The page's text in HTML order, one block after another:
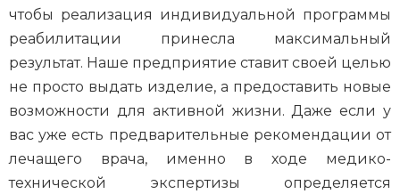
чтобы реализация индивидуальной программы
реабилитации принесла максимальный
результат. Наше предприятие ставит своей целью
не просто выдать изделие, а предоставить новые
возможности для активной жизни. Даже если у
вас уже есть предварительные рекомендации от
лечащего врача, именно в ходе медико-
технической экспертизы определяется